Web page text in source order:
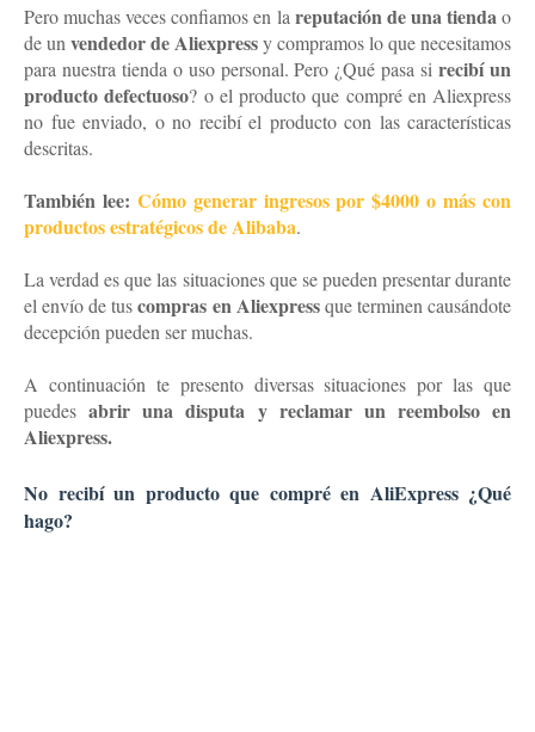
Pero muchas veces confiamos en la reputación de una tiendao
de un vendedor de Aliexpressy compramos lo que necesitamos
para nuestra tienda o uso personal. Pero ¿Qué pasa sirecibí un
producto defectuoso? o el producto que compré en Aliexpress
no fue enviado, o no recibí el producto con las características
descritas.
También lee: Cómo generar ingresos por $4000 o más con
productos estratégicos de Alibaba.
La verdad es que las situaciones que se pueden presentar durante
el envío de tuscompras en Aliexpressque terminen causándote
decepción pueden ser muchas.
A continuación te presento diversas situaciones por las que
puedesabrir una disputa y reclamar un reembolso en
Aliexpress.
No recibí un producto que compré en AliExpress ¿Qué
hago?